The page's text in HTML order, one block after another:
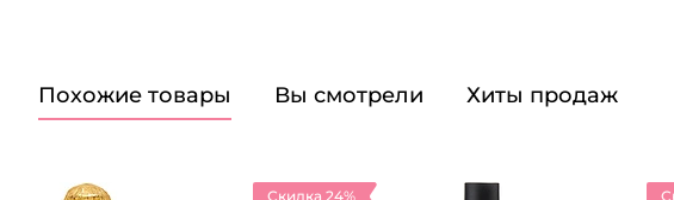
Похожие товары Вы смотрели Хиты продаж
Скидка 24%